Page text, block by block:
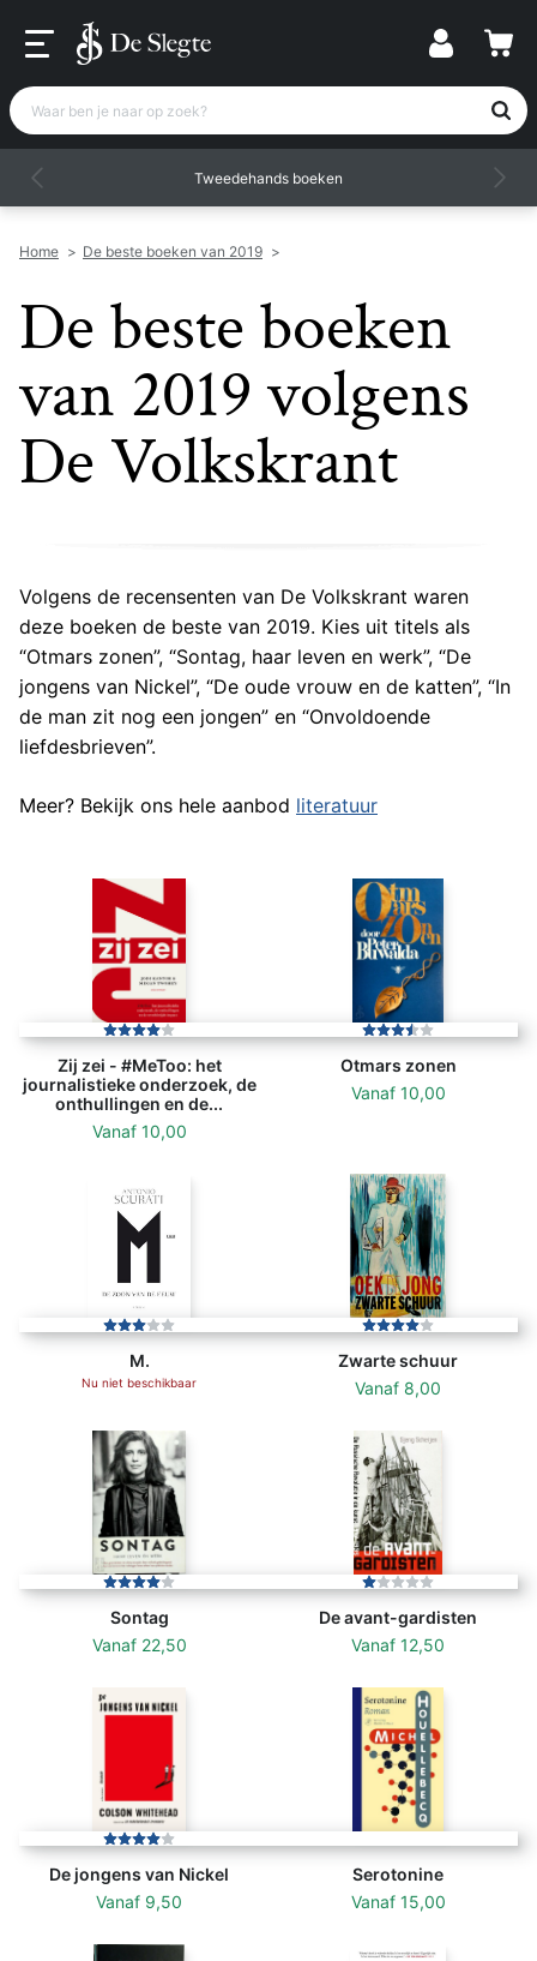
Waar ben je naar op zoek?
Tweedehands boeken
Home > De beste boeken van 2019 >
De beste boeken
van 2019 volgens
De Volkskrant
Volgens de recensenten van De Volkskrant waren
deze boeken de beste van 2019. Kies uit titels als
“Otmars zonen”, “Sontag, haar leven en werk”, “De
jongens van Nickel”, “De oude vrouw en de katten”, “In
de man zit nog een jongen” en “Onvoldoende
liefdesbrieven”.
Meer? Bekijk ons hele aanbod literatuur
Zij zei - #MeToo: het
journalistieke onderzoek, de
onthullingen en de...
Vanaf 10,00
Otmars zonen
Vanaf 10,00
M.
Nu niet beschikbaar
Zwarte schuur
Vanaf 8,00
Sontag
Vanaf 22,50
De avant-gardisten
Vanaf 12,50
De jongens van Nickel
Vanaf 9,50
Serotonine
Vanaf 15,00